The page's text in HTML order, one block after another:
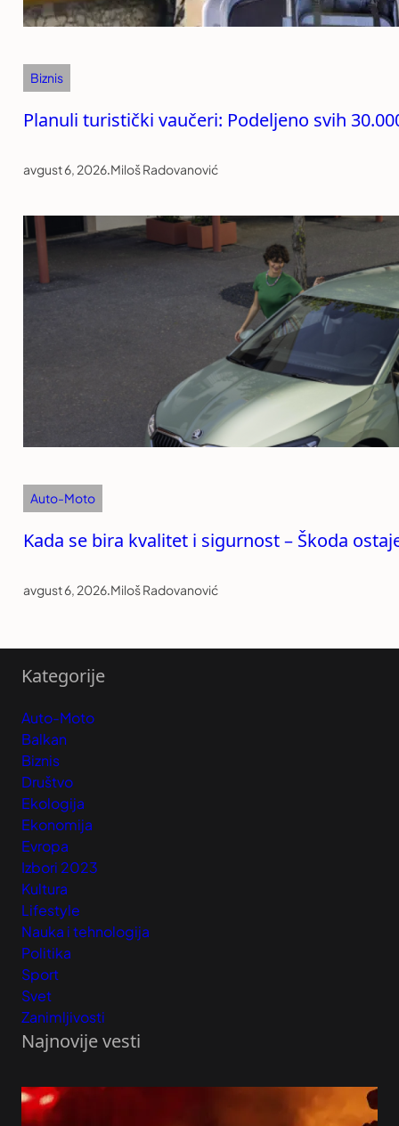
Biznis
Planuli turistički vaučeri: Podeljeno svih
avgust 6, 2026.Miloš Radovanović
Auto-Moto
Kada se bira kvalitet i sigurnost – Škoda
avgust 6, 2026.Miloš Radovanović
Kategorije
Auto-Moto
Balkan
Biznis
Društvo
Ekologija
Ekonomija
Evropa
Izbori 2023
Kultura
Lifestyle
Nauka i tehnologija
Politika
Sport
Svet
Zanimljivosti
Najnovije vesti